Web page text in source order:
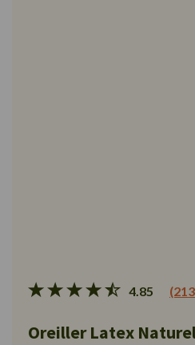
4.85
Oreiller Latex